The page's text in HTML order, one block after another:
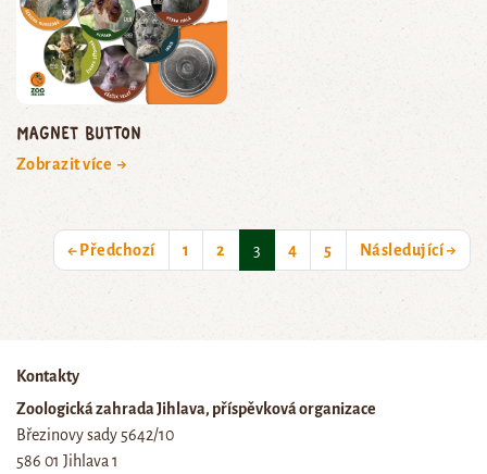
magnet button
Zobrazit více →
← Předchozí 1 2 3(current)
4 5 Následující →
Kontakty
Zoologická zahrada Jihlava, příspěvková organizace
Březinovy sady 5642/10
586 01 Jihlava 1